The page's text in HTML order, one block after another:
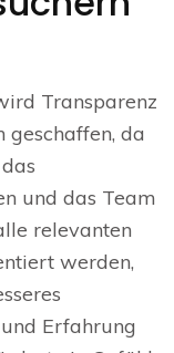
Transparenz
geschaffen, da
und das Team
relevanten
werden,
Erfahrung